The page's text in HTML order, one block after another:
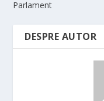
Parlament
DESPRE AUTOR